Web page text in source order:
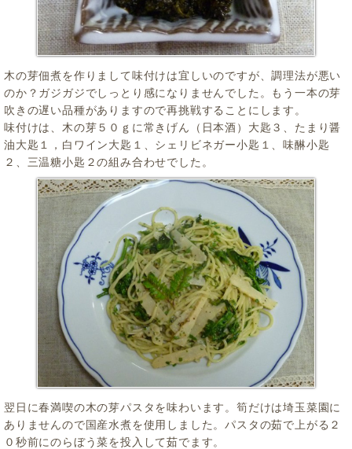
木の芽佃煮を作りまして味付けは宜しいのですが、調理法が悪い
のか？ガジガジでしっとり感になりませんでした。もう一本の芽
吹きの遅い品種がありますので再挑戦することにします。
味付けは、木の芽５０ｇに常きげん（日本酒）大匙３、たまり醤
油大匙１，白ワイン大匙１、シェリビネガー小匙１、味醂小匙
２、三温糖小匙２の組み合わせでした。
翌日に春満喫の木の芽パスタを味わいます。筍だけは埼玉菜園に
ありませんので国産水煮を使用しました。パスタの茹で上がる２
０秒前にのらぼう菜を投入して茹でます。